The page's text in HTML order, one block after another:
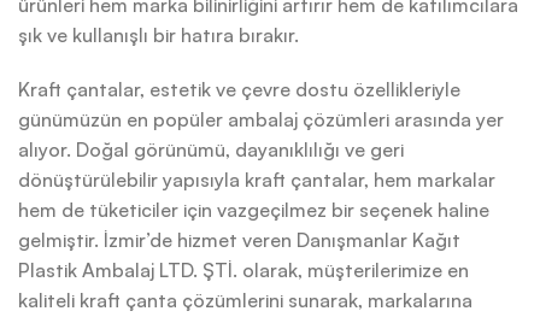
ürünleri hem marka bilinirliğini artırır hem de katılımcılara
şık ve kullanışlı bir hatıra bırakır.
Kraft çantalar, estetik ve çevre dostu özellikleriyle
günümüzün en popüler ambalaj çözümleri arasında yer
alıyor. Doğal görünümü, dayanıklılığı ve geri
dönüştürülebilir yapısıyla kraft çantalar, hem markalar
hem de tüketiciler için vazgeçilmez bir seçenek haline
gelmiştir. İzmir’de hizmet veren Danışmanlar Kağıt
Plastik Ambalaj LTD. ŞTİ. olarak, müşterilerimize en
kaliteli kraft çanta çözümlerini sunarak, markalarına